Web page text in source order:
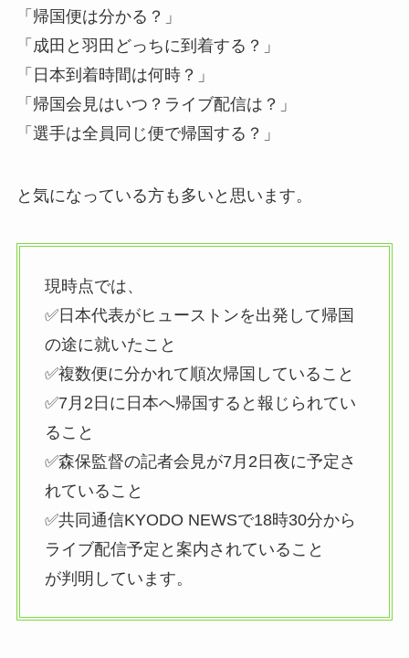
「帰国便は分かる？」
「成田と羽田どっちに到着する？」
「日本到着時間は何時？」
「帰国会見はいつ？ライブ配信は？」
「選手は全員同じ便で帰国する？」
と気になっている方も多いと思います。
現時点では、
✅日本代表がヒューストンを出発して帰国
の途に就いたこと
✅複数便に分かれて順次帰国していること
✅7月2日に日本へ帰国すると報じられてい
ること
✅森保監督の記者会見が7月2日夜に予定さ
れていること
✅共同通信KYODO NEWSで18時30分から
ライブ配信予定と案内されていること
が判明しています。